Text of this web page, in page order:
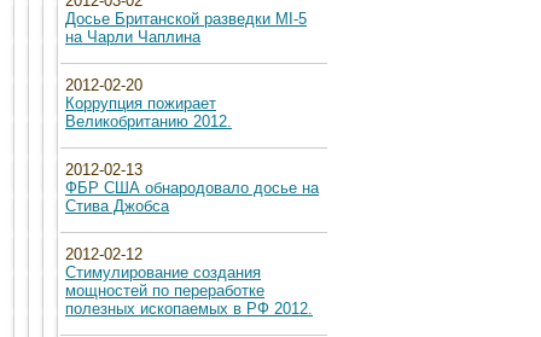
Досье Британской разведки MI-5
на Чарли Чаплина
2012-02-20
Коррупция пожирает
Великобританию 2012.
2012-02-13
ФБР США обнародовало досье на
Стива Джобса
2012-02-12
Стимулирование создания
мощностей по переработке
полезных ископаемых в РФ 2012.